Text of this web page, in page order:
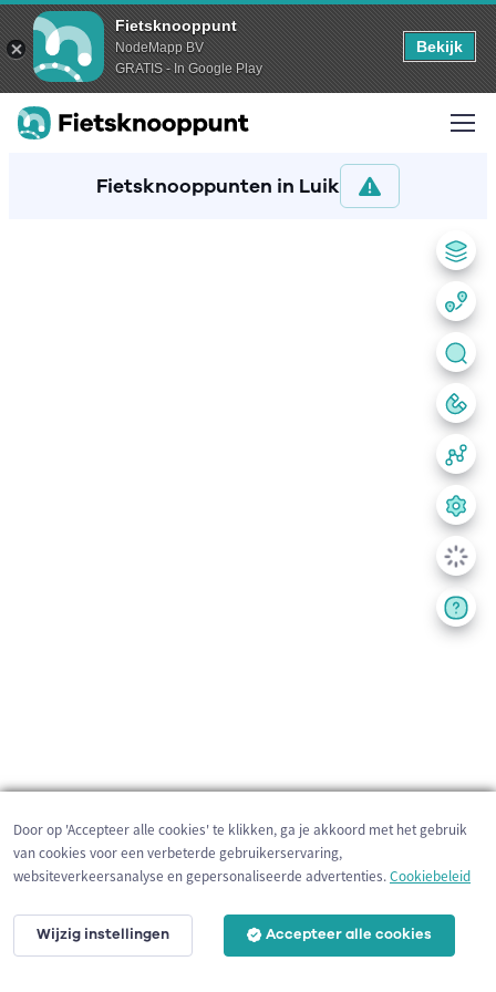
Fietsknooppunt
NodeMapp BV
GRATIS - In Google Play
Bekijk
Fietsknooppunten in Luik
10 km
Door op 'Accepteer alle cookies' te klikken, ga je akkoord met het gebruik
van cookies voor een verbeterde gebruikerservaring,
websiteverkeersanalyse en gepersonaliseerde advertenties.Cookiebeleid
Wijzig instellingen Accepteer alle cookies